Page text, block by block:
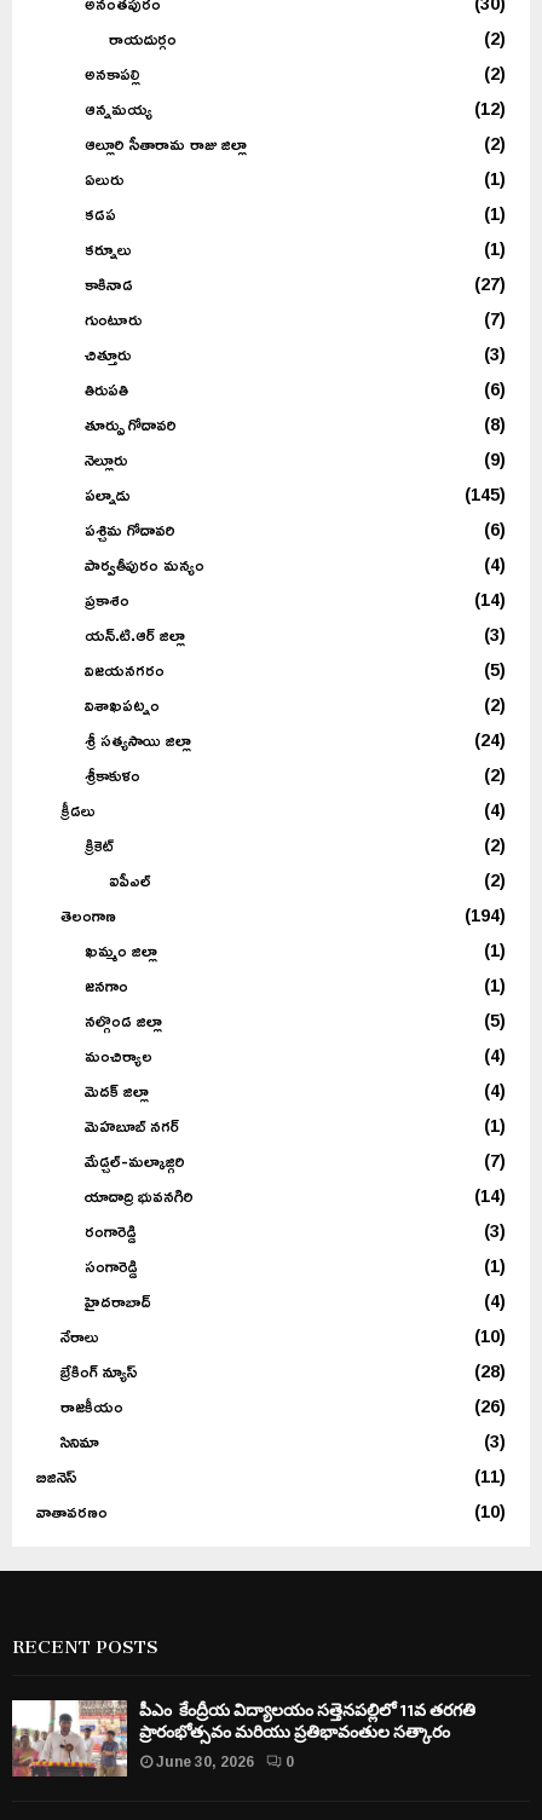
రాయదుర్గం
(2)
అనకాపల్లి
(2)
ఆన్నమయ్య
(12)
ఆల్లూరి సీతారామ రాజు జిల్లా
(2)
ఏలురు
(1)
కడప
(1)
కర్నూలు
(1)
కాకినాడ
(27)
గుంటూరు
(7)
చిత్తూరు
(3)
తిరుపతి
(6)
తూర్పు గోదావరి
(8)
నెల్లూరు
(9)
పల్నాడు
(145)
పశ్చిమ గోదావరి
(6)
పార్వతీపురం మన్యం
(4)
ప్రకాశం
(14)
యన్.టి.ఆర్ జిల్లా
(3)
విజయనగరం
(5)
విశాఖపట్నం
(2)
శ్రీ సత్యసాయి జిల్లా
(24)
శ్రీకాకుళం
(2)
క్రీడలు
(4)
క్రికెట్
(2)
ఐపీఎల్
(2)
తెలంగాణ
(194)
ఖమ్మం జిల్లా
(1)
జనగాం
(1)
నల్గొండ జిల్లా
(5)
మంచిర్యాల
(4)
మెదక్ జిల్లా
(4)
మెహబూబ్ నగర్
(1)
మేడ్చల్-మల్కాజ్గిరి
(7)
యాదాద్రి భువనగిరి
(14)
రంగారెడ్డి
(3)
సంగారెడ్డి
(1)
హైదరాబాద్
(4)
నేరాలు
(10)
బ్రేకింగ్ న్యూస్
(28)
రాజకీయం
(26)
సినిమా
(3)
బిజినెస్
(11)
వాతావరణం
(10)
RECENT POSTS
పీఎం కేంద్రీయ విద్యాలయం సత్తెనపల్లిలో 11వ తరగతి
ప్రారంభోత్సవం మరియు ప్రతిభావంతుల సత్కారం
June 30, 2026
0